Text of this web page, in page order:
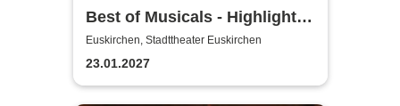
Best of Musicals - Highlights
aus über 20 Musicals
Euskirchen, Stadttheater Euskirchen
23.01.2027